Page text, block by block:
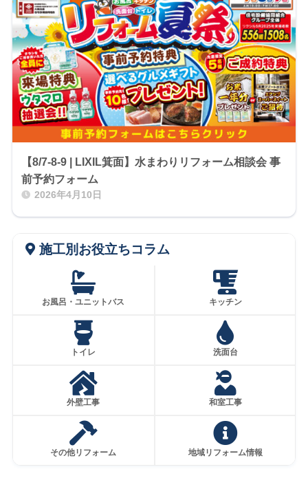
【8/7-8-9 | LIXIL箕面】水まわりリフォーム相談会 事
前予約フォーム
2026年4月10日
施工別お役立ちコラム
お風呂・ユニットバス キッチン
トイレ 洗面台
外壁工事 和室工事
その他リフォーム 地域リフォーム情報